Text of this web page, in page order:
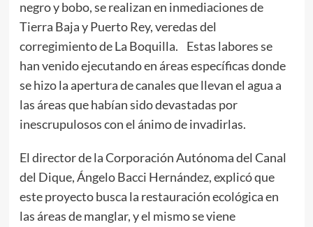
negro y bobo, se realizan en inmediaciones de
Tierra Baja y Puerto Rey, veredas del
corregimiento de La Boquilla. Estas labores se
han venido ejecutando en áreas específicas donde
se hizo la apertura de canales que llevan el agua a
las áreas que habían sido devastadas por
inescrupulosos con el ánimo de invadirlas.
El director de la Corporación Autónoma del Canal
del Dique, Ángelo Bacci Hernández, explicó que
este proyecto busca la restauración ecológica en
las áreas de manglar, y el mismo se viene